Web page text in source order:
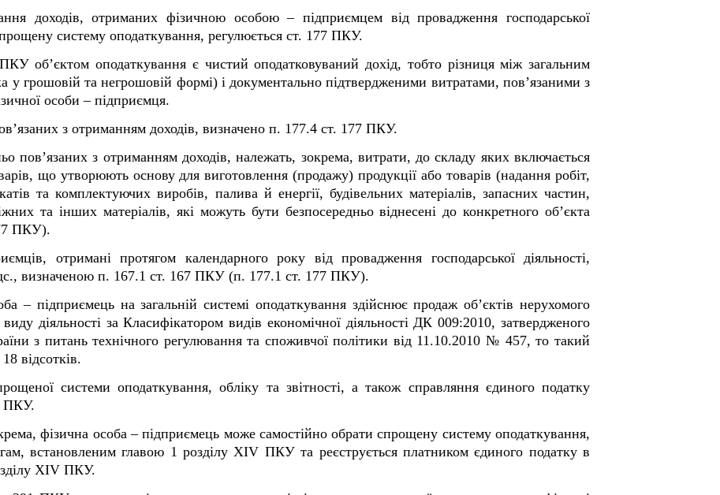
доходів, отриманих фізичною особою – підприємцем від провадження господарської
систему оподаткування, регулюється ст. 177 ПКУ.
об’єктом оподаткування є чистий оподатковуваний дохід, тобто різниця між загальним
у грошовій та негрошовій формі) і документально підтвердженими витратами, пов’язаними з
особи – підприємця.
з отриманням доходів, визначено п. 177.4 ст. 177 ПКУ.
пов’язаних з отриманням доходів, належать, зокрема, витрати, до складу яких включається
що утворюють основу для виготовлення (продажу) продукції або товарів (надання робіт,
та комплектуючих виробів, палива й енергії, будівельних матеріалів, запасних частин,
та інших матеріалів, які можуть бути безпосередньо віднесені до конкретного об’єкта
ПКУ).
отримані протягом календарного року від провадження господарської діяльності,
визначеною п. 167.1 ст. 167 ПКУ (п. 177.1 ст. 177 ПКУ).
– підприємець на загальній системі оподаткування здійснює продаж об’єктів нерухомого
діяльності за Класифікатором видів економічної діяльності ДК 009:2010, затвердженого
з питань технічного регулювання та споживчої політики від 11.10.2010 № 457, то такий
відсотків.
системи оподаткування, обліку та звітності, а також справляння єдиного податку
ПКУ.
фізична особа – підприємець може самостійно обрати спрощену систему оподаткування,
встановленим главою 1 розділу XIV ПКУ та реєструється платником єдиного податку в
XIV ПКУ.